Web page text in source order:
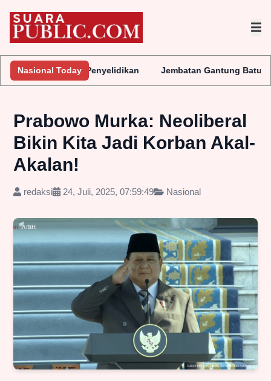
Nasional Today
Lakukan Penyelidikan Jembatan Gantung Batu Pepe Rp10
Prabowo Murka: Neoliberal
Bikin Kita Jadi Korban Akal-
Akalan!
redaksi 24, Juli, 2025, 07:59:49 Nasional